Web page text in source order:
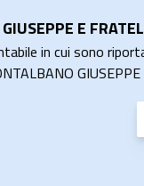
E
in cui sono
GIUSEPPE